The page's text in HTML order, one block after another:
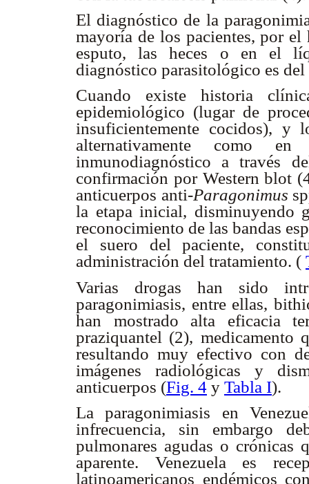
El diagnóstico de la
mayoría de los pacientes, por
esputo, las heces o en el
diagnóstico parasitológico es
Cuando existe historia
epidemiológico (lugar de
insuficientemente cocidos), y
alternativamente como
inmunodiagnóstico a través
confirmación por Western blot
anticuerpos anti-Paragonimus
la etapa inicial, disminuyendo
reconocimiento de las bandas
el suero del paciente,
administración del tratamiento. (
Varias drogas han sido
paragonimiasis, entre ellas,
han mostrado alta eficacia
praziquantel (2), medicamento
resultando muy efectivo con
imágenes radiológicas y
anticuerpos (Fig. 4 y Tabla I).
La paragonimiasis en
infrecuencia, sin embargo
pulmonares agudas o crónicas
aparente. Venezuela es
latinoamericanos endémicos